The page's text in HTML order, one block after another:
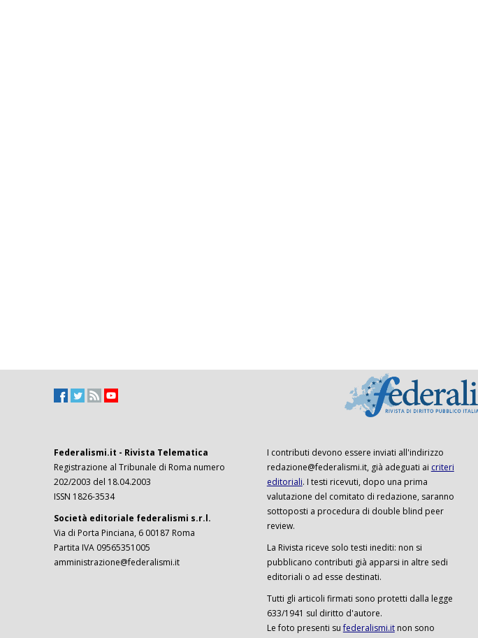
Federalismi.it - Rivista Telematica
Registrazione al Tribunale di Roma numero
202/2003 del 18.04.2003
ISSN 1826-3534
Società editoriale federalismi s.r.l.
Via di Porta Pinciana, 6 00187 Roma
Partita IVA 09565351005
amministrazione@federalismi.it
I contributi devono essere inviati all'indirizzo
redazione@federalismi.it, già adeguati ai criteri
editoriali. I testi ricevuti, dopo una prima
valutazione del comitato di redazione, saranno
sottoposti a procedura di double blind peer
review.
La Rivista riceve solo testi inediti: non si
pubblicano contributi già apparsi in altre sedi
editoriali o ad esse destinati.
Tutti gli articoli firmati sono protetti dalla legge
633/1941 sul diritto d'autore.
Le foto presenti sufederalismi.itnon sono